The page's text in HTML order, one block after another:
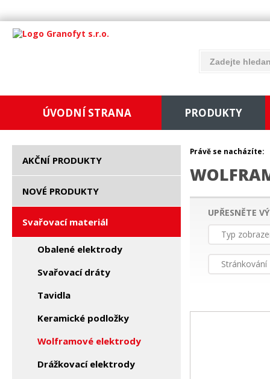
ÚVODNÍ STRANA PRODUKTY
AKČNÍ PRODUKTY
NOVÉ PRODUKTY
Svařovací materiál
Obalené elektrody
Svařovací dráty
Tavidla
Keramické podložky
Wolframové elektrody
Drážkovací elektrody
Právě se nacházíte:
UPŘESNĚTE
Typ
Stránkování